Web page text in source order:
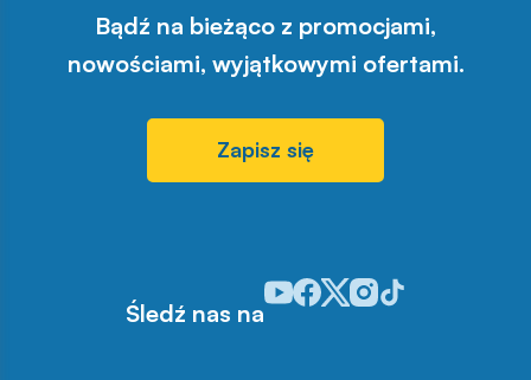
Bądź na bieżąco z promocjami,
nowościami, wyjątkowymi ofertami.
Zapisz się
Śledź nas na
Odwiedź nasz profil w serwisie
Odwiedź nasz profil w
Odwiedź nasz profil w
Odwiedź nasz profil w
Odwiedź nasz